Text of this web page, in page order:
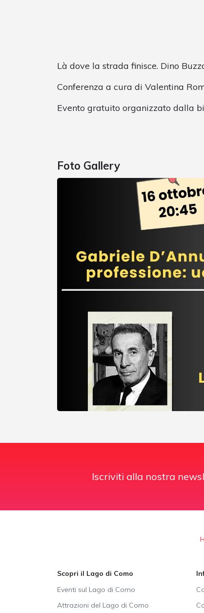
Là dove la strada finisce. Dino
Conferenza a cura di Valentina
Evento gratuito organizzato dalla
Foto Gallery
Iscriviti alla nostra
Scopri il Lago di Como
Eventi sul Lago di Como
Attrazioni del Lago di Como